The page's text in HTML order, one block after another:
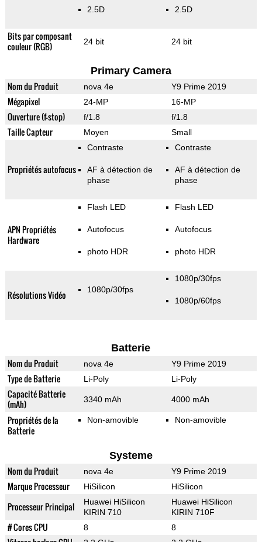
2.5D 2.5D
Bits par composant
couleur (RGB)
24 bit 24 bit
Primary Camera
Nom du Produit nova 4e Y9 Prime 2019
Mégapixel 24-MP 16-MP
Ouverture (f-stop) f/1.8 f/1.8
Taille Capteur Moyen Small
Propriétés autofocus
Contraste
AF à détection de
phase
Contraste
AF à détection de
phase
APN Propriétés
Hardware
Flash LED
Autofocus
photo HDR
Flash LED
Autofocus
photo HDR
Résolutions Vidéo 1080p/30fps
1080p/30fps
1080p/60fps
Batterie
Nom du Produit nova 4e Y9 Prime 2019
Type de Batterie Li-Poly Li-Poly
Capacité Batterie
(mAh)
3340 mAh 4000 mAh
Propriétés de la
Batterie
Non-amovible Non-amovible
Systeme
Nom du Produit nova 4e Y9 Prime 2019
Marque Processeur HiSilicon HiSilicon
Processeur Principal
Huawei HiSilicon
KIRIN 710
Huawei HiSilicon
KIRIN 710F
# Cores CPU 8 8